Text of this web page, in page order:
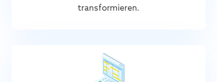
transformieren.